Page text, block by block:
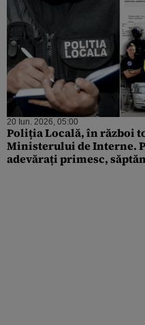
20 Iun. 2026, 05:00
Poliția Locală, în război
Ministerului de Interne.
adevărați primesc,